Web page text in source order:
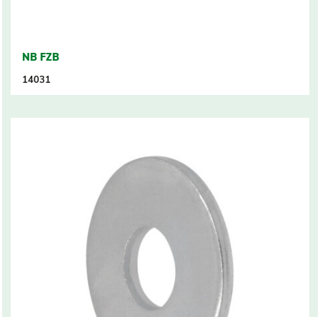
NB FZB
14031